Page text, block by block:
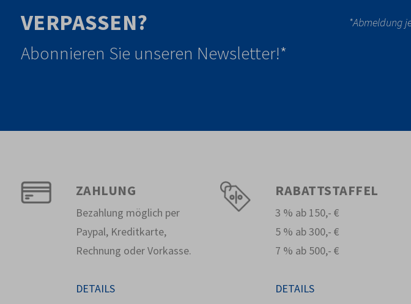
VERPASSEN?
Abonnieren Sie unseren Newsletter!*
*Abmeldung
ZAHLUNG
Bezahlung möglich per
Paypal, Kreditkarte,
Rechnung oder Vorkasse.
DETAILS
RABATTSTAFFEL
3 % ab 150,- €
5 % ab 300,- €
7 % ab 500,- €
DETAILS